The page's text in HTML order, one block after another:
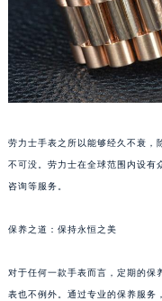
劳力士手表之所以能够经久不衰，
不可没。劳力士在全球范围内设有
咨询等服务。
保养之道：保持永恒之美
对于任何一款手表而言，定期的保
表也不例外。通过专业的保养服务